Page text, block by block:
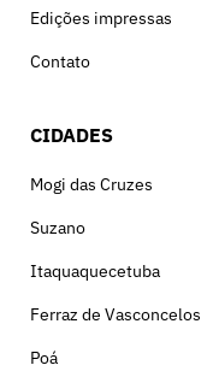
Edições impressas
Contato
CIDADES
Mogi das Cruzes
Suzano
Itaquaquecetuba
Ferraz de Vasconcelos
Poá